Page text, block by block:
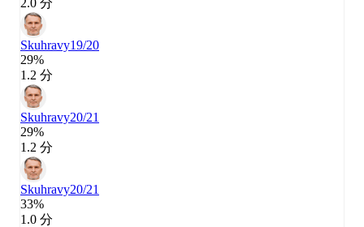
Skuhravy19/20
29%
1.2 分
Skuhravy20/21
29%
1.2 分
Skuhravy20/21
33%
1.0 分